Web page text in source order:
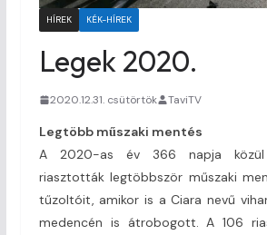
HÍREK KÉK-HÍREK
Legek 2020.
2020.12.31. csütörtök TaviTV
Legtöbb műszaki mentés
A 2020-as év 366 napja közül
riasztották legtöbbször műszaki
tűzoltóit, amikor is a Ciara nevű
medencén is átrobogott. A 106